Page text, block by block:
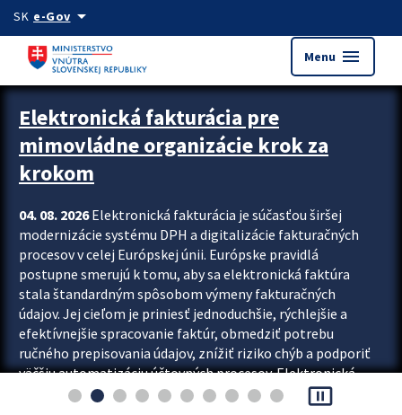
Preskocit na hlavný obsah
SK e-Govarrow_drop_down
Menu menu
Zastavit automatický posun upútavok
Elektronická fakturácia pre
mimovládne organizácie krok za
krokom
04. 08. 2026Elektronická fakturácia je súčasťou širšej
modernizácie systému DPH a digitalizácie fakturačných
procesov v celej Európskej únii. Európske pravidlá
postupne smerujú k tomu, aby sa elektronická faktúra
stala štandardným spôsobom výmeny fakturačných
údajov. Jej cieľom je priniesť jednoduchšie, rýchlejšie a
efektívnejšie spracovanie faktúr, obmedziť potrebu
ručného prepisovania údajov, znížiť riziko chýb a podporiť
väčšiu automatizáciu účtovných procesov. Elektronická
fakturácia preto nepredstavuje...
pause_presentation